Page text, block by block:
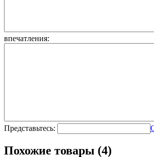
впечатления:
Представьтесь:
Похожие товары (4)